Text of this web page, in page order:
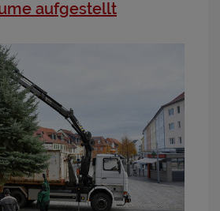
aufgestellt